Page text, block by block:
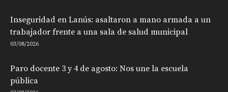
Inseguridad en Lanús: asaltaron a mano armada a un
trabajador frente a una sala de salud municipal
03/08/2026
Paro docente 3 y 4 de agosto: Nos une la escuela
pública